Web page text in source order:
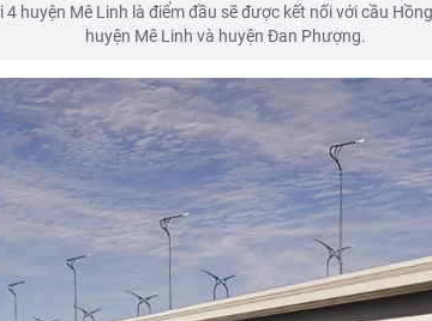
huyện Mê Linh là điểm đầu sẽ được kết nối với cầu
huyện Mê Linh và huyện Đan Phượng.